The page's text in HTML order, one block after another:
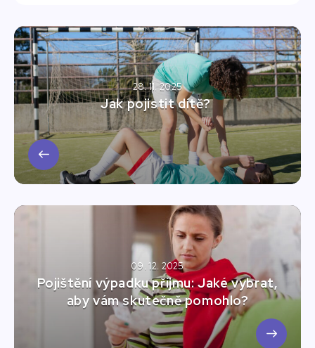
28. 11. 2025
Jak pojistit dítě?
09. 12. 2025
Pojištění výpadku příjmu: Jaké vybrat,
aby vám skutečně pomohlo?